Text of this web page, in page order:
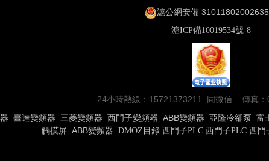
滬公網安備
滬ICP備10019534號-8
24小時熱線：15721373211 同微信 傳真：
臺達變頻器 三菱變頻器 西門子變頻器 ABB變頻器 亞隆冷卻泵 富
觸摸屏 ABB變頻器 DMOZ目錄 西門子PLC 西門子PLC 西門